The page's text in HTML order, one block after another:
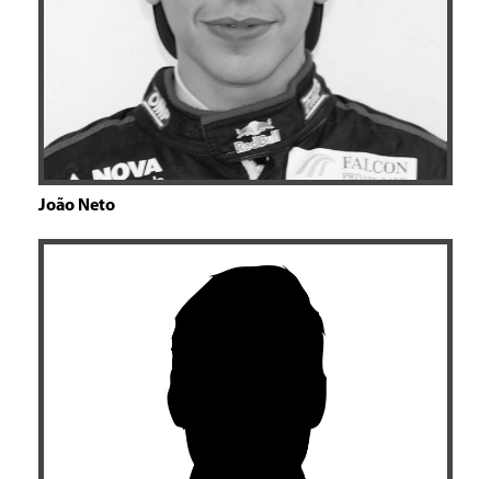
João Neto